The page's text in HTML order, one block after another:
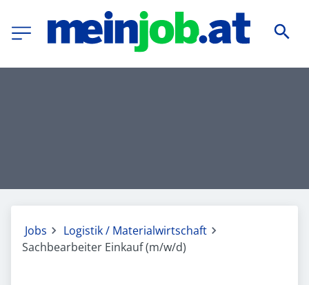
Jobs
Logistik / Materialwirtschaft
Sachbearbeiter Einkauf (m/w/d)